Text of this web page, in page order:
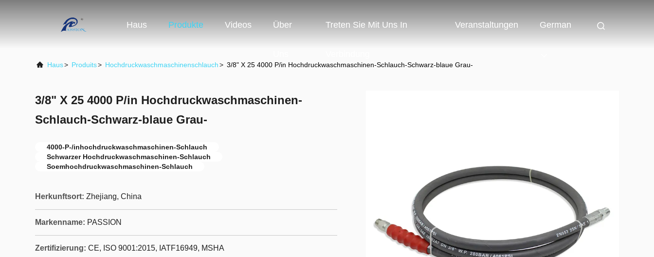
Haus Produkte Videos Über Treten Sie Mit Uns In Veranstaltungen German
Haus> Produits> Hochdruckwaschmaschinenschlauch> 3/8" X 25 4000 P/in Hochdruckwaschmaschinen-Schlauch-Schwarz-blaue Grau-
3/8" X 25 4000 P/in Hochdruckwaschmaschinen-
Schlauch-Schwarz-blaue Grau-
4000-P-/inhochdruckwaschmaschinen-Schlauch
Schwarzer Hochdruckwaschmaschinen-Schlauch
Soemhochdruckwaschmaschinen-Schlauch
Herkunftsort: Zhejiang, China
Markenname: PASSION
Zertifizierung: CE, ISO 9001:2015, IATF16949, MSHA